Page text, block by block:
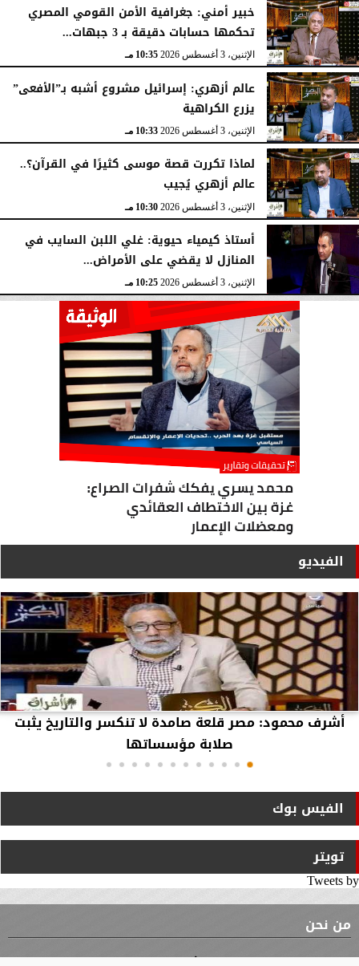
خبير أمني: جغرافية الأمن القومي المصري
تحكمها حسابات دقيقة بـ 3 جبهات...
الإثنين، 3 أغسطس 2026 10:35 مـ
عالم أزهري: إسرائيل مشروع أشبه بـ”الأفعى”
يزرع الكراهية
الإثنين، 3 أغسطس 2026 10:33 مـ
لماذا تكررت قصة موسى كثيرًا في القرآن؟..
عالم أزهري يُجيب
الإثنين، 3 أغسطس 2026 10:30 مـ
أستاذ كيمياء حيوية: غلي اللبن السايب في
المنازل لا يقضي على الأمراض...
الإثنين، 3 أغسطس 2026 10:25 مـ
الفيديو
أشرف محمود: مصر قلعة صامدة لا تنكسر والتاريخ يثبت
صلابة مؤسساتها
الفيس بوك
تويتر
Tweets by
من نحن